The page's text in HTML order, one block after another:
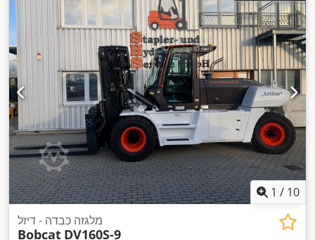
1 / 10
מלגזה כבדה - דיזל
Bobcat DV160S-9